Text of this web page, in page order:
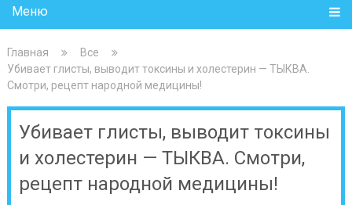
Меню
Главная
Все
Убивает глисты, выводит токсины и холестерин — ТЫКВА.
Смотри, рецепт народной медицины!
Убивает глисты, выводит токсины
и холестерин — ТЫКВА. Смотри,
рецепт народной медицины!